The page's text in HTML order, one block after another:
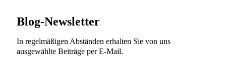
Blog-Newsletter
In regelmäßigen Abständen erhalten Sie von uns
ausgewählte Beiträge per E-Mail.